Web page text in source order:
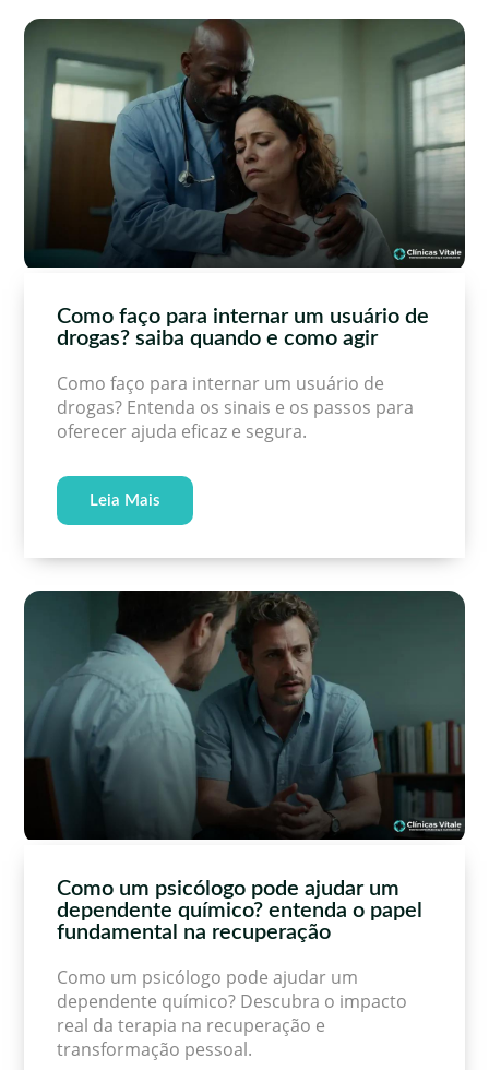
Como faço para internar um usuário de
drogas? saiba quando e como agir
Como faço para internar um usuário de
drogas? Entenda os sinais e os passos para
oferecer ajuda eficaz e segura.
Leia Mais
Como um psicólogo pode ajudar um
dependente químico? entenda o papel
fundamental na recuperação
Como um psicólogo pode ajudar um
dependente químico? Descubra o impacto
real da terapia na recuperação e
transformação pessoal.